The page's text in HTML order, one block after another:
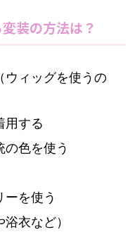
装の方法は？
ウィッグを使うの
用する
色を使う
ーを使う
衣など）